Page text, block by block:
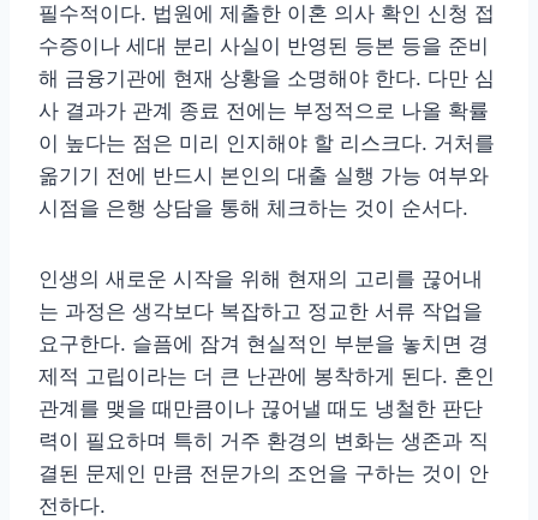
필수적이다. 법원에 제출한 이혼 의사 확인 신청 접
수증이나 세대 분리 사실이 반영된 등본 등을 준비
해 금융기관에 현재 상황을 소명해야 한다. 다만 심
사 결과가 관계 종료 전에는 부정적으로 나올 확률
이 높다는 점은 미리 인지해야 할 리스크다. 거처를
옮기기 전에 반드시 본인의 대출 실행 가능 여부와
시점을 은행 상담을 통해 체크하는 것이 순서다.
인생의 새로운 시작을 위해 현재의 고리를 끊어내
는 과정은 생각보다 복잡하고 정교한 서류 작업을
요구한다. 슬픔에 잠겨 현실적인 부분을 놓치면 경
제적 고립이라는 더 큰 난관에 봉착하게 된다. 혼인
관계를 맺을 때만큼이나 끊어낼 때도 냉철한 판단
력이 필요하며 특히 거주 환경의 변화는 생존과 직
결된 문제인 만큼 전문가의 조언을 구하는 것이 안
전하다.